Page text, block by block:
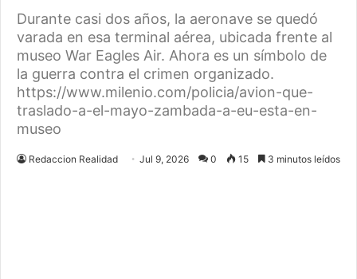
Durante casi dos años, la aeronave se quedó
varada en esa terminal aérea, ubicada frente al
museo War Eagles Air. Ahora es un símbolo de
la guerra contra el crimen organizado.
https://www.milenio.com/policia/avion-que-
traslado-a-el-mayo-zambada-a-eu-esta-en-
museo
Redaccion Realidad Jul 9, 2026 0 15 3 minutos leídos